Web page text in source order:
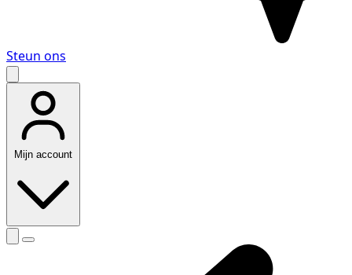
Steun ons
Mijn account